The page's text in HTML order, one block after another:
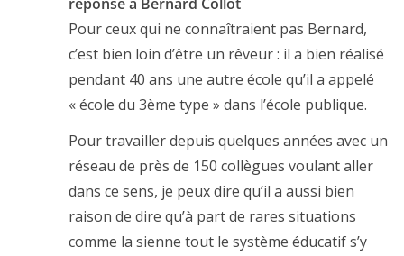
Pour ceux qui ne connaîtraient pas Bernard,
c’est bien loin d’être un rêveur : il a bien réalisé
pendant 40 ans une autre école qu’il a appelé
« école du 3ème type » dans l’école publique.
Pour travailler depuis quelques années avec un
réseau de près de 150 collègues voulant aller
dans ce sens, je peux dire qu’il a aussi bien
raison de dire qu’à part de rares situations
comme la sienne tout le système éducatif s’y